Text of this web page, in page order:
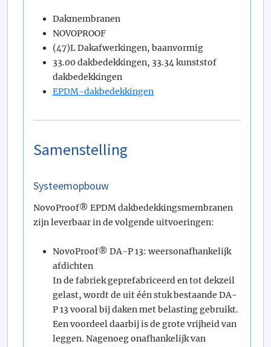
Dakmembranen
NOVOPROOF
(47)L Dakafwerkingen, baanvormig
33.00 dakbedekkingen, 33.34 kunststof
dakbedekkingen
EPDM-dakbedekkingen
Samenstelling
Systeemopbouw
NovoProof® EPDM dakbedekkingsmembranen
zijn leverbaar in de volgende uitvoeringen:
NovoProof® DA-P 13: weersonafhankelijk
afdichten
In de fabriek geprefabriceerd en tot dekzeil
gelast, wordt de uit één stuk bestaande DA-
P 13 vooral bij daken met belasting gebruikt.
Een voordeel daarbij is de grote vrijheid van
leggen. Nagenoeg onafhankelijk van